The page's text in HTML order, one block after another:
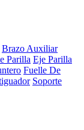
Brazo Auxiliar
Parilla Eje Parilla
Fuelle De
Soporte